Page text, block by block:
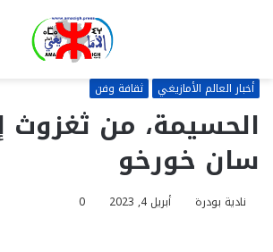
أخبار العالم الأمازيغي ثقافة وفن
الحسيمة، من ثغزوث
سان خورخو
نادية بودرة أبريل 4, 2023 0